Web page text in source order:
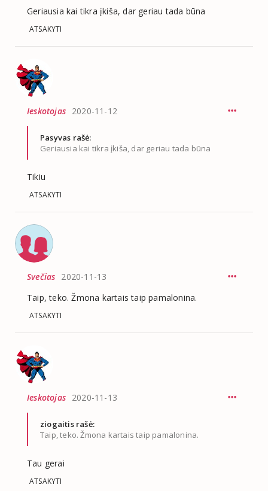
Geriausia kai tikra įkiša, dar geriau tada būna
ATSAKYTI
Ieskotojas 2020-11-12
Pasyvas rašė:
Geriausia kai tikra įkiša, dar geriau tada būna
Tikiu
ATSAKYTI
Svečias 2020-11-13
Taip, teko. Žmona kartais taip pamalonina.
ATSAKYTI
Ieskotojas 2020-11-13
ziogaitis rašė:
Taip, teko. Žmona kartais taip pamalonina.
Tau gerai
ATSAKYTI